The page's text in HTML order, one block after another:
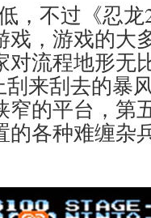
，不过《忍
戏，游戏的大
对流程地形无
来刮去的暴
的平台，第
的各种难缠杂